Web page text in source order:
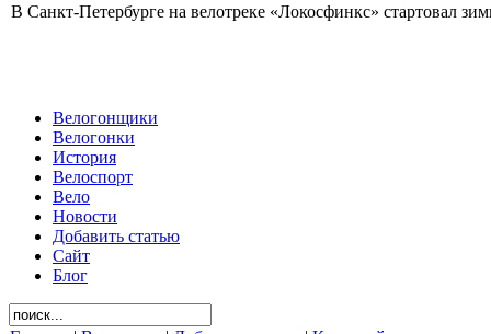
В Санкт-Петербурге на велотреке «Локосфинкс» стартовал
Велогонщики
Велогонки
История
Велоспорт
Вело
Новости
Добавить статью
Сайт
Блог